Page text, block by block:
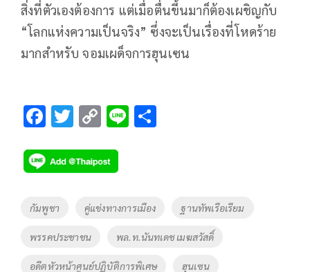
สิ่งที่ตัวเองต้องการ แต่เมื่อตื่นขี้นมาก็ต้องเผชิญกับ
“โลกแห่งความเป็นจริง” ซึ่งจะเป็นเรื่องที่โหดร้าย
มากสำหรับ จอมเผด็จการฮุนเซน
F
e
b
o
o
k
T
tt
er
C
p
y
Li
Li
Tags
กัมพูชา คู่แข่งทางการเมือง ฐานทัพเรือเรียม
พรรคประชาชน พล.ท.นันทเดช เมฆสวัสดิ์
อดีตหัวหน้าศูนย์ปฏิบัติการพิเศษ ฮุนเซน